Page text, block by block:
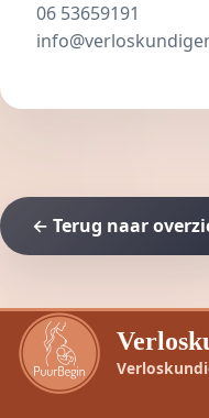
06 53659191
← Terug naar